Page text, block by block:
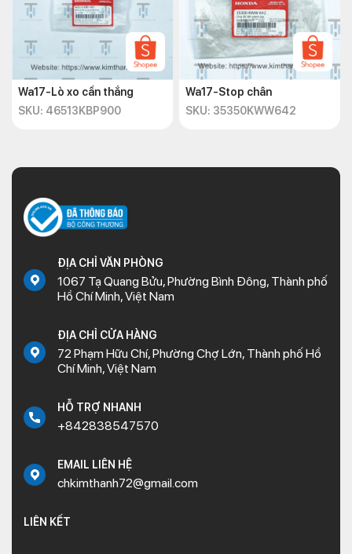
Wa17-Lò xo cần thắng
SKU: 46513KBP900
Wa17-Stop chân
SKU: 35350KWW642
ĐỊA CHỈ VĂN PHÒNG
1067 Tạ Quang Bửu, Phường Bình Đông, Thành phố
Hồ Chí Minh, Việt Nam
ĐỊA CHỈ CỬA HÀNG
72 Phạm Hữu Chí, Phường Chợ Lớn, Thành phố Hồ
Chí Minh, Việt Nam
HỖ TRỢ NHANH
+842838547570
EMAIL LIÊN HỆ
chkimthanh72@gmail.com
LIÊN KẾT